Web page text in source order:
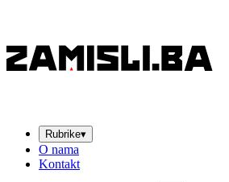
Rubrike▾
O nama
Kontakt